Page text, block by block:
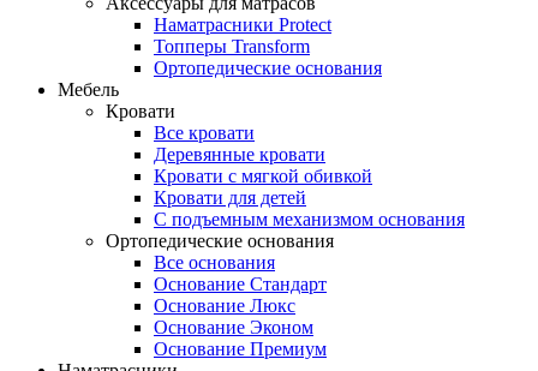
Наматрасники Protect
Топперы Transform
Ортопедические основания
Мебель
Кровати
Все кровати
Деревянные кровати
Кровати с мягкой обивкой
Кровати для детей
С подъемным механизмом основания
Ортопедические основания
Все основания
Основание Стандарт
Основание Люкс
Основание Эконом
Основание Премиум